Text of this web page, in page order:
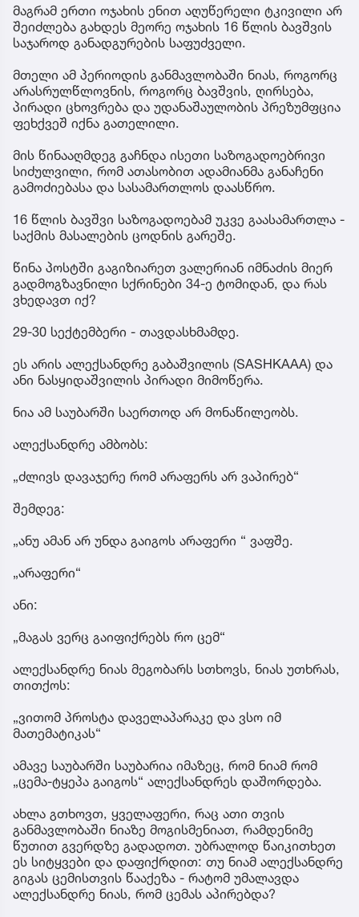
მაგრამ ერთი ოჯახის ენით აღუწერელი ტკივილი არ
შეიძლება გახდეს მეორე ოჯახის 16 წლის ბავშვის
საჯაროდ განადგურების საფუძველი.
მთელი ამ პერიოდის განმავლობაში ნიას, როგორც
არასრულწლოვნის, როგორც ბავშვის, ღირსება,
პირადი ცხოვრება და უდანაშაულობის პრეზუმფცია
ფეხქვეშ იქნა გათელილი.
მის წინააღმდეგ გაჩნდა ისეთი საზოგადოებრივი
სიძულვილი, რომ ათასობით ადამიანმა განაჩენი
გამოძიებასა და სასამართლოს დაასწრო.
16 წლის ბავშვი საზოგადოებამ უკვე გაასამართლა -
საქმის მასალების ცოდნის გარეშე.
წინა პოსტში გაგიზიარეთ ვალერიან იმნაძის მიერ
გადმოგზავნილი სქრინები 34-ე ტომიდან, და რას
ვხედავთ იქ?
29-30 სექტემბერი - თავდასხმამდე.
ეს არის ალექსანდრე გაბაშვილის (SASHKAAA) და
ანი ნასყიდაშვილის პირადი მიმოწერა.
ნია ამ საუბარში საერთოდ არ მონაწილეობს.
ალექსანდრე ამბობს:
„ძლივს დავაჯერე რომ არაფერს არ ვაპირებ“
შემდეგ:
„ანუ ამან არ უნდა გაიგოს არაფერი “ ვაფშე.
„არაფერი“
ანი:
„მაგას ვერც გაიფიქრებს რო ცემ“
ალექსანდრე ნიას მეგობარს სთხოვს, ნიას უთხრას,
თითქოს:
„ვითომ პროსტა დაველაპარაკე და ვსო იმ
მათემატიკას“
ამავე საუბარში საუბარია იმაზეც, რომ ნიამ რომ
„ცემა-ტყეპა გაიგოს“ ალექსანდრეს დაშორდება.
ახლა გთხოვთ, ყველაფერი, რაც ათი თვის
განმავლობაში ნიაზე მოგისმენიათ, რამდენიმე
წუთით გვერდზე გადადოთ. უბრალოდ წაიკითხეთ
ეს სიტყვები და დაფიქრდით: თუ ნიამ ალექსანდრე
გიგას ცემისთვის წააქეზა - რატომ უმალავდა
ალექსანდრე ნიას, რომ ცემას აპირებდა?